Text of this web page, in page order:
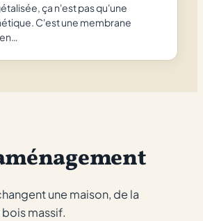
ça n'est pas qu'une
C'est une membrane
une maison, de la
massif.